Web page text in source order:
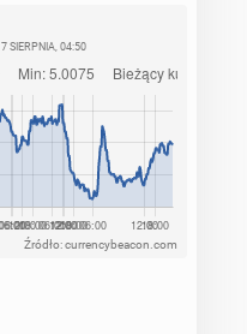
7 SIERPNIA, 04:50
Źródło: currencybeacon.com